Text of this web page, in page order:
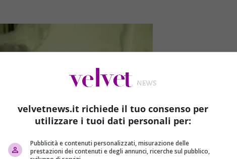
velvetnews.it richiede il tuo consenso per
utilizzare i tuoi dati personali per:
Pubblicità e contenuti personalizzati, misurazione delle
prestazioni dei contenuti e degli annunci, ricerche sul pubblico,